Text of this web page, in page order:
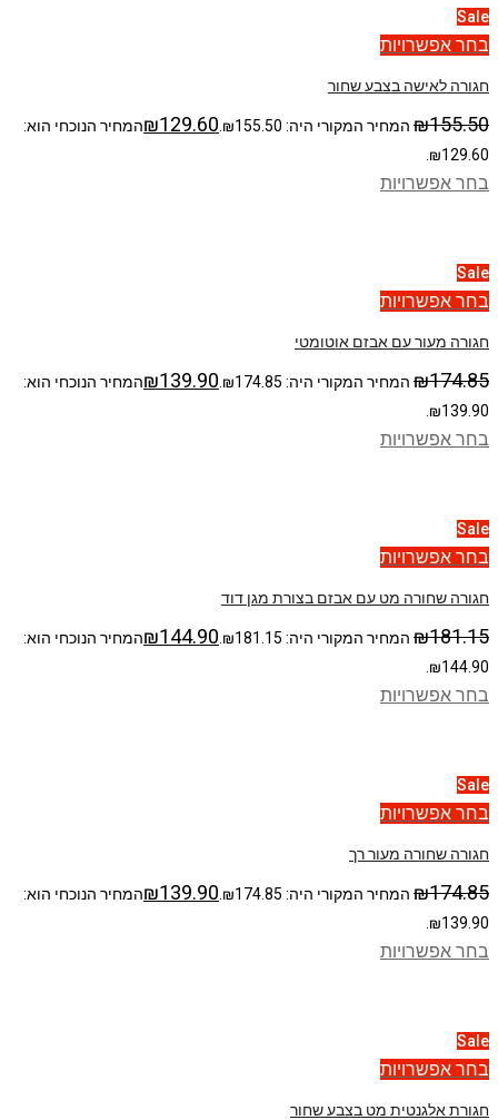
Sale
בחר אפשרויות
חגורה לאישה בצבע שחור
₪155.50 המחיר המקורי היה: ₪155.50. ₪129.60
המחיר הנוכחי הוא:
₪129.60.
בחר אפשרויות
Sale
בחר אפשרויות
חגורה מעור עם אבזם אוטומטי
₪174.85 המחיר המקורי היה: ₪174.85. ₪139.90
המחיר הנוכחי הוא:
₪139.90.
בחר אפשרויות
Sale
בחר אפשרויות
חגורה שחורה מט עם אבזם בצורת מגן דוד
₪181.15 המחיר המקורי היה: ₪181.15. ₪144.90
המחיר הנוכחי הוא:
₪144.90.
בחר אפשרויות
Sale
בחר אפשרויות
חגורה שחורה מעור רך
₪174.85 המחיר המקורי היה: ₪174.85. ₪139.90
המחיר הנוכחי הוא:
₪139.90.
בחר אפשרויות
Sale
בחר אפשרויות
חגורת אלגנטית מט בצבע שחור